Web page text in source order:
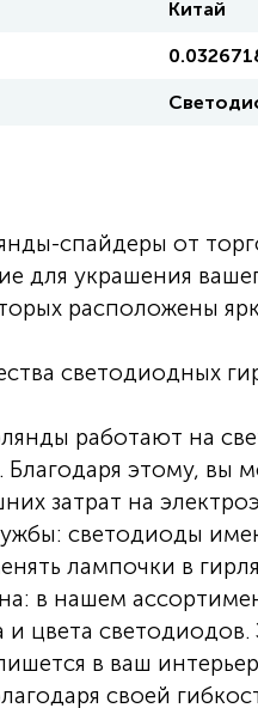
Китай
спайдеры от
для украшения
расположены
светодиодных
работают на
Благодаря этому, вы
затрат на
светодиоды
лампочки в
в нашем
цвета
в ваш
своей